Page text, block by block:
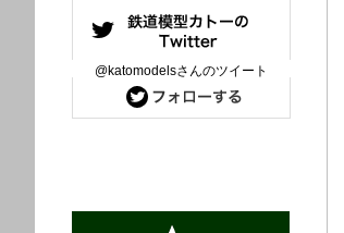
@katomodelsさんのツイート